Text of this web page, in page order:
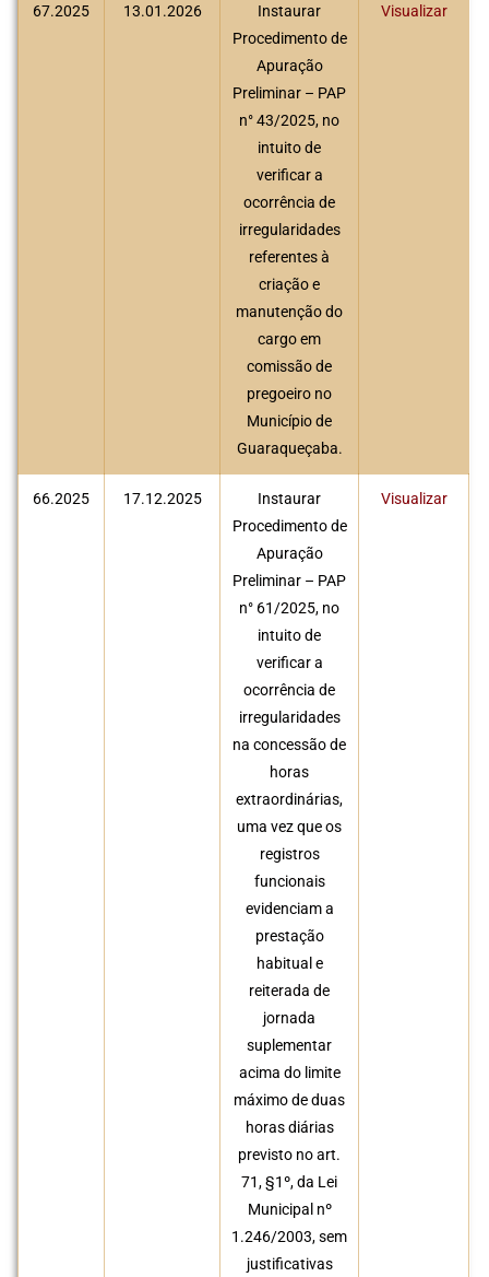
67.2025 13.01.2026
Instaurar
Procedimento de
Apuração
Preliminar – PAP
n° 43/2025, no
intuito de
verificar a
ocorrência de
irregularidades
referentes à
criação e
manutenção do
cargo em
comissão de
pregoeiro no
Município de
Guaraqueçaba.
Visualizar
66.2025 17.12.2025
Instaurar
Procedimento de
Apuração
Preliminar – PAP
n° 61/2025, no
intuito de
verificar a
ocorrência de
irregularidades
na concessão de
horas
extraordinárias,
uma vez que os
registros
funcionais
evidenciam a
prestação
habitual e
reiterada de
jornada
suplementar
acima do limite
máximo de duas
horas diárias
previsto no art.
71, §1º, da Lei
Municipal nº
1.246/2003, sem
justificativas
Visualizar